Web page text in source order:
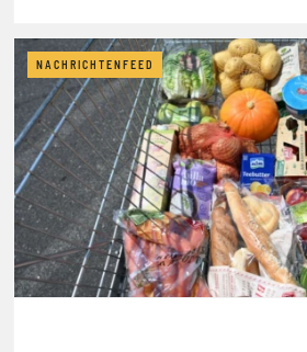
NACHRICHTENFEED